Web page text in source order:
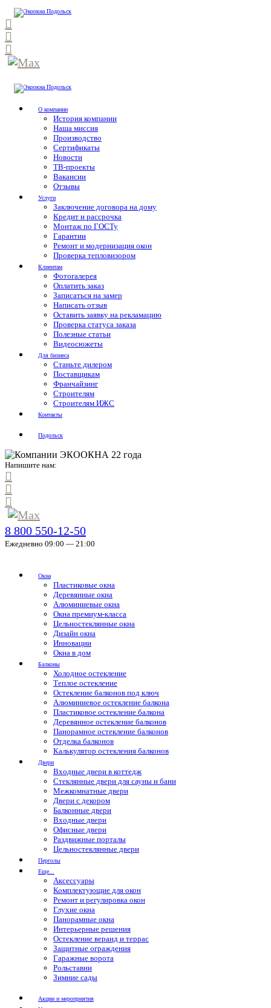
О компании
История компании
Наша миссия
Производство
Сертификаты
Новости
ТВ-проекты
Вакансии
Отзывы
Услуги
Заключение договора на дому
Кредит и рассрочка
Монтаж по ГОСТу
Гарантии
Ремонт и модернизация окон
Проверка тепловизором
Клиентам
Фотогалерея
Оплатить заказ
Записаться на замер
Написать отзыв
Оставить заявку на рекламацию
Проверка статуса заказа
Полезные статьи
Видеосюжеты
Для бизнеса
Станьте дилером
Поставщикам
Франчайзинг
Строителям
Строителям ИЖС
Контакты
Подольск
Напишите нам:
8 800 550-12-50
Ежедневно 09:00 — 21:00
Окна
Пластиковые окна
Деревянные окна
Алюминиевые окна
Окна премиум-класса
Цельностеклянные окна
Дизайн окна
Инновации
Окна в дом
Балконы
Холодное остекление
Теплое остекление
Остекление балконов под ключ
Алюминиевое остекление балкона
Пластиковое остекление балкона
Деревянное остекление балконов
Панорамное остекление балконов
Отделка балконов
Калькулятор остекления балконов
Двери
Входные двери в коттедж
Стеклянные двери для сауны и бани
Межкомнатные двери
Двери с декором
Балконные двери
Входные двери
Офисные двери
Раздвижные порталы
Цельностеклянные двери
Перголы
Еще...
Аксессуары
Комплектующие для окон
Ремонт и регулировка окон
Глухие окна
Панорамные окна
Интерьерные решения
Остекление веранд и террас
Защитные ограждения
Гаражные ворота
Рольставни
Зимние сады
Акции и мероприятия